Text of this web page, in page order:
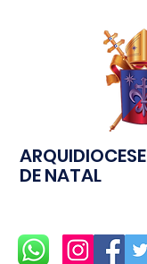
ARQUIDIOCESE
DE NATAL